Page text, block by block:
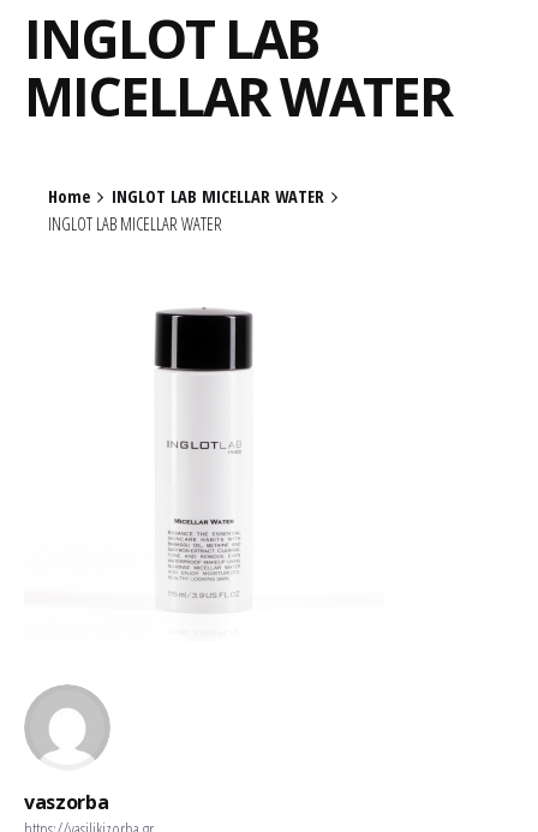
INGLOT LAB
MICELLAR WATER
Home
INGLOT LAB MICELLAR WATER
INGLOT LAB MICELLAR WATER
vaszorba